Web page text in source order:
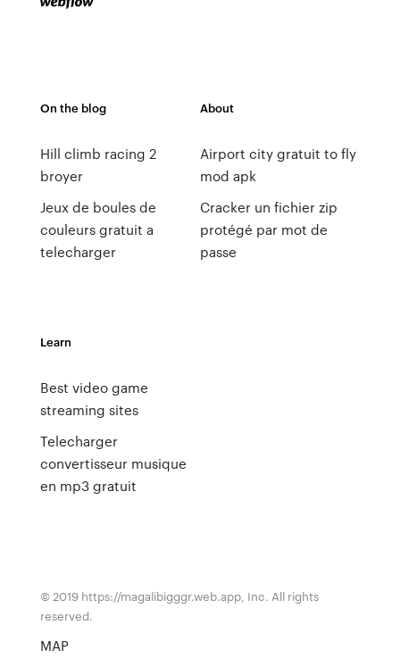
On the blog
Hill climb racing 2
broyer
Jeux de boules de
couleurs gratuit a
telecharger
About
Airport city gratuit to fly
mod apk
Cracker un fichier zip
protégé par mot de
passe
Learn
Best video game
streaming sites
Telecharger
convertisseur musique
en mp3 gratuit
© 2019 https://magalibigggr.web.app, Inc. All rights
reserved.
MAP